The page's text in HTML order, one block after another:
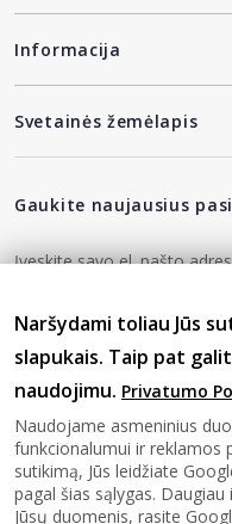
Informacija
Svetainės žemėlapis
Gaukite naujausius
Sutinku suprivatumo
Sekite
Naršydami toliau Jūs
slapukais. Taip pat
naudojimu. Privatumo
Naudojame asmeninius
funkcionalumui ir reklamos
sutikimą, Jūs leidžiate
pagal šias sąlygas.
Jūsų duomenis, rasite